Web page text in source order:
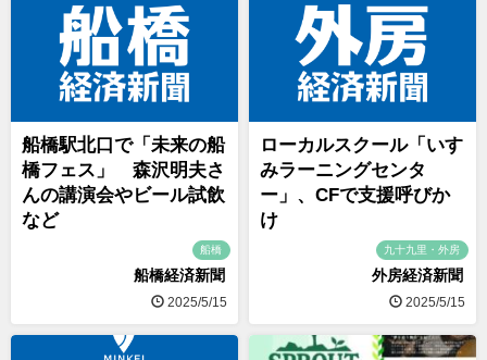
船橋駅北口で「未来の船
橋フェス」 森沢明夫さ
んの講演会やビール試飲
など
船橋
船橋経済新聞
2025/5/15
ローカルスクール「いす
みラーニングセンタ
ー」、CFで支援呼びか
け
九十九里・外房
外房経済新聞
2025/5/15